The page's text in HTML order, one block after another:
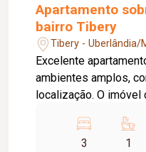
Apartamento
bairro Tibery
Tibery - Uberlândia/
Excelente
ambientes amplos,
localização. O
cooktop e mesa fixa
serviço ampla e
3 1